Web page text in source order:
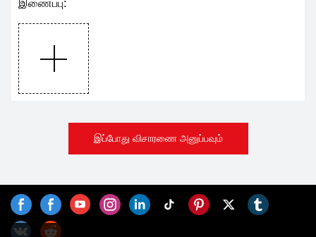
இணைப்பு:
இப்போது விசாரணை அனுப்பவும்